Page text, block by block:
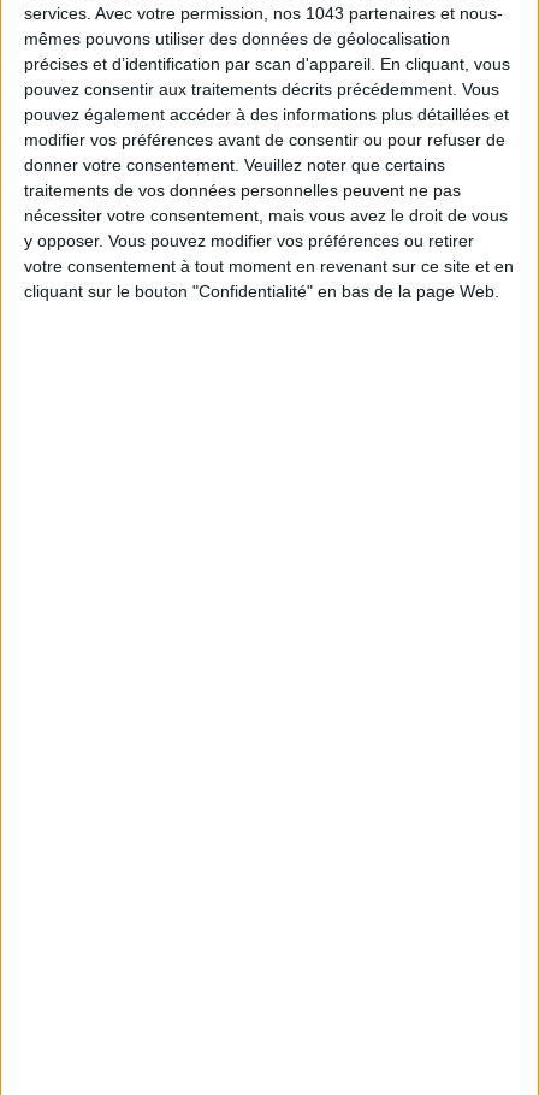
services. Avec votre permission, nos 1043 partenaires et nous-
mêmes pouvons utiliser des données de géolocalisation
précises et d’identification par scan d'appareil. En cliquant, vous
pouvez consentir aux traitements décrits précédemment. Vous
pouvez également accéder à des informations plus détaillées et
modifier vos préférences avant de consentir ou pour refuser de
donner votre consentement. Veuillez noter que certains
traitements de vos données personnelles peuvent ne pas
nécessiter votre consentement, mais vous avez le droit de vous
y opposer. Vous pouvez modifier vos préférences ou retirer
votre consentement à tout moment en revenant sur ce site et en
cliquant sur le bouton "Confidentialité" en bas de la page Web.
LES SPF 50 QUI DONNENT ENVIE DE SE TARTINER